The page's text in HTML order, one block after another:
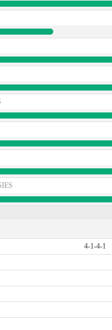
4-1-4-1